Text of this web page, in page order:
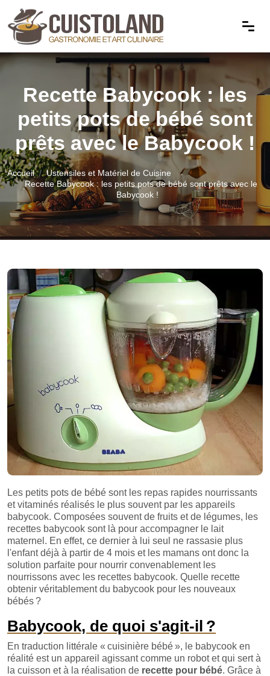
Recette Babycook : les
petits pots de bébé sont
prêts avec le Babycook !
Accueil
Ustensiles et Matériel de Cuisine
Recette Babycook : les petits pots de bébé sont prêts avec le
Babycook !
Les petits pots de bébé sont les repas rapides nourrissants
et vitaminés réalisés le plus souvent par les appareils
babycook. Composées souvent de fruits et de légumes, les
recettes babycook sont là pour accompagner le lait
maternel. En effet, ce dernier à lui seul ne rassasie plus
l'enfant déjà à partir de 4 mois et les mamans ont donc la
solution parfaite pour nourrir convenablement les
nourrissons avec les recettes babycook. Quelle recette
obtenir véritablement du babycook pour les nouveaux
bébés ?
Babycook, de quoi s'agit-il ?
En traduction littérale « cuisinière bébé », le babycook en
réalité est un appareil agissant comme un robot et qui sert à
la cuisson et à la réalisation de recette pour bébé. Grâce à